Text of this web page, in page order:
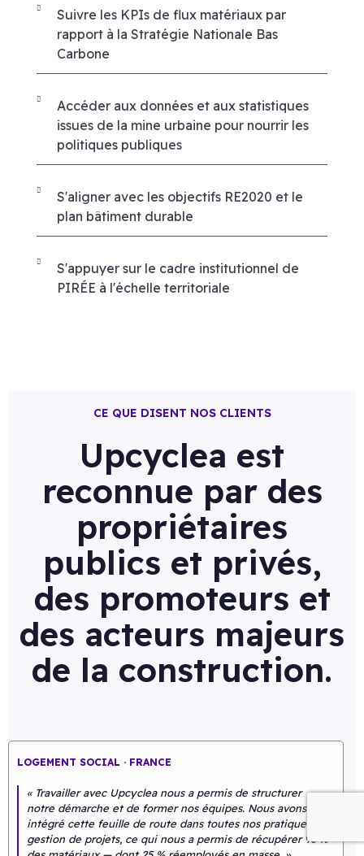
Suivre les KPIs de flux matériaux par
rapport à la Stratégie Nationale Bas
Carbone
Accéder aux données et aux statistiques
issues de la mine urbaine pour nourrir les
politiques publiques
S'aligner avec les objectifs RE2020 et le
plan bâtiment durable
S'appuyer sur le cadre institutionnel de
PIRÉE à l'échelle territoriale
CE QUE DISENT NOS CLIENTS
Upcyclea est
reconnue par des
propriétaires
publics et privés,
des promoteurs et
des acteurs majeurs
de la construction.
LOGEMENT SOCIAL · FRANCE
« Travailler avec Upcyclea nous a permis de structurer
notre démarche et de former nos équipes. Nous avons
intégré cette feuille de route dans toutes nos pratiques de
gestion de projets, ce qui nous a permis de récupérer 96 %